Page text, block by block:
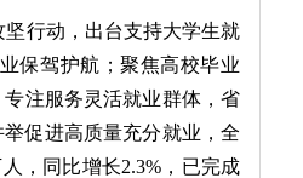
行动，出台支持大学生就
保驾护航；聚焦高校毕业
注服务灵活就业群体，省
促进高质量充分就业，全
，同比增长2.3%，已完成